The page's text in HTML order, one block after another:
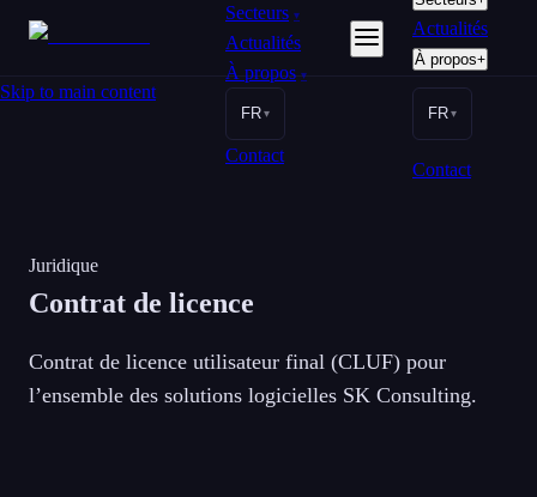
Skip to main content
Secteurs ▾
Actualités
À propos ▾
FR▾
Contact
Actualités
À propos+
FR▾
Contact
Juridique
Contrat de licence
Contrat de licence utilisateur final (CLUF) pour
l’ensemble des solutions logicielles SK Consulting.